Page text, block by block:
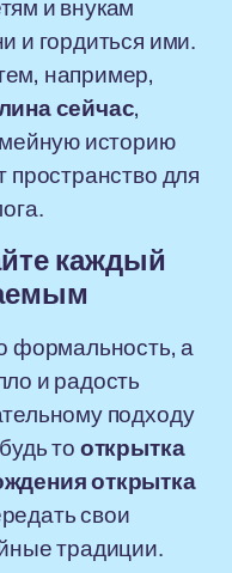
и внукам
и гордиться ими.
например,
сейчас,
историю
пространство для
каждый
формальность, а
и радость
подходу
тооткрытка
открытка
свои
традиции.